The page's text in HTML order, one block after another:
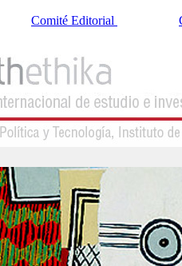
Comité Editorial